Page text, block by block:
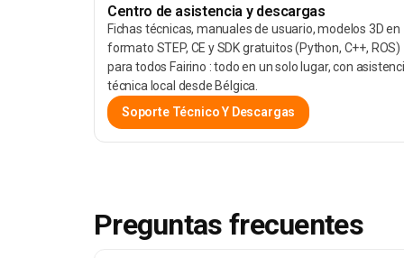
Centro de asistencia y descargas
Fichas técnicas, manuales de usuario, modelos 3D en
formato STEP, CE y SDK gratuitos (Python, C++, ROS)
para todos Fairino : todo en un solo lugar, con
técnica local desde Bélgica.
Soporte Técnico Y Descargas
Preguntas frecuentes